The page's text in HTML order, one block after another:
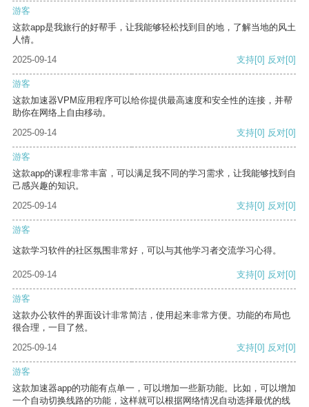
游客
这款app是我旅行的好帮手，让我能够轻松找到目的地，了解当地的风土
人情。
2025-09-14
支持[0] 反对[0]
游客
这款加速器VPM应用程序可以给你提供最高速度和安全性的连接，并帮
助你在网络上自由移动。
2025-09-14
支持[0] 反对[0]
游客
这款app的课程非常丰富，可以满足我不同的学习需求，让我能够找到自
己感兴趣的知识。
2025-09-14
支持[0] 反对[0]
游客
这款学习软件的社区氛围非常好，可以与其他学习者交流学习心得。
2025-09-14 支持[0] 反对[0]
游客
这款办公软件的界面设计非常简洁，使用起来非常方便。功能的布局也
很合理，一目了然。
2025-09-14
支持[0] 反对[0]
游客
这款加速器app的功能有点单一，可以增加一些新功能。比如，可以增加
一个自动切换线路的功能，这样就可以根据网络情况自动选择最优的线